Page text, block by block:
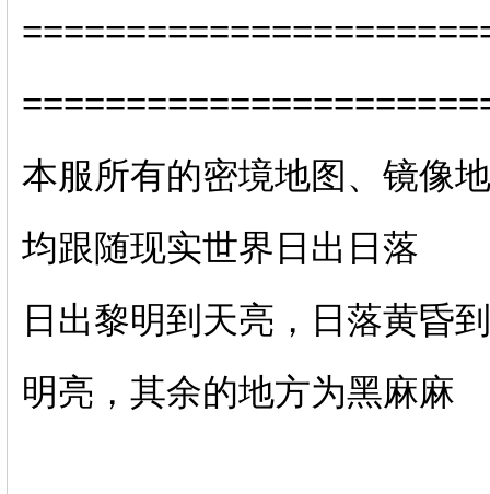
本服所有的密境地图、镜像
均跟随现实世界日出日落
日出黎明到天亮，日落黄昏
明亮，其余的地方为黑麻麻